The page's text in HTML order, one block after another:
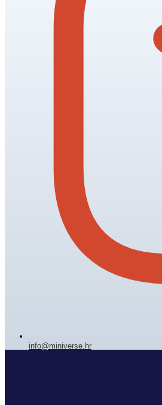
info@miniverse.hr